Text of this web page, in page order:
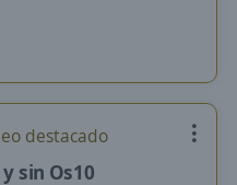
destacado
sin Os10